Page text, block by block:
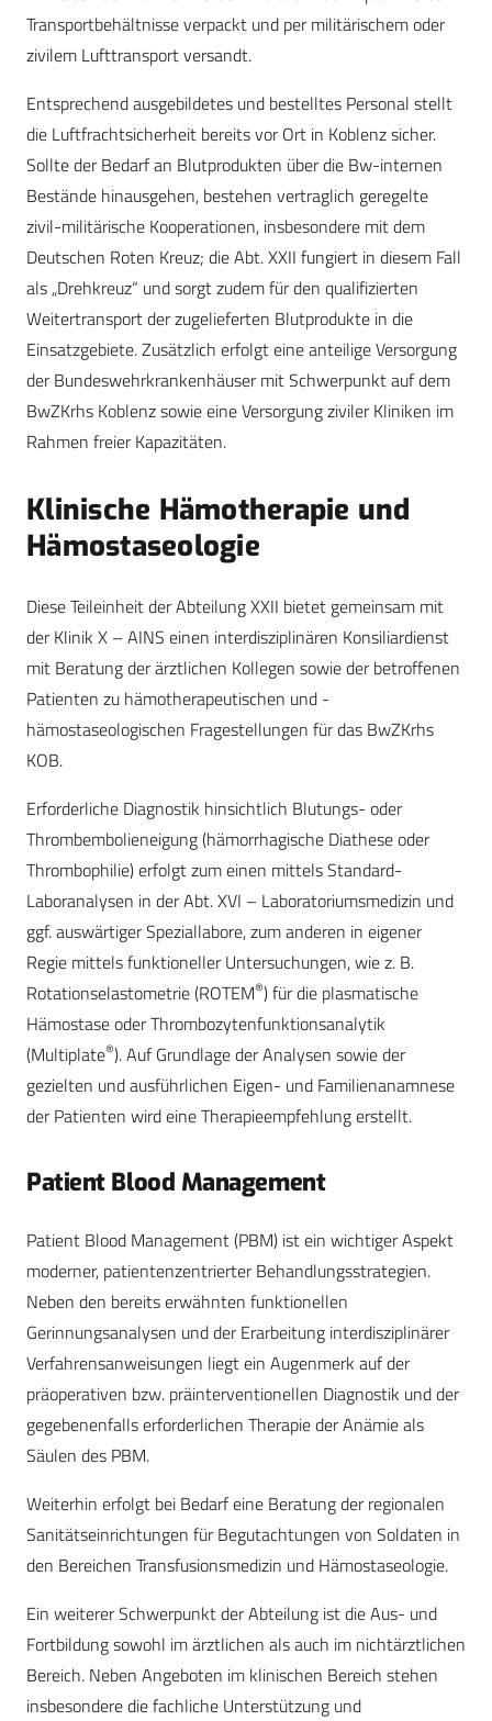
Transportbehältnisse verpackt und per militärischem oder
zivilem Lufttransport versandt.
Entsprechend ausgebildetes und bestelltes Personal stellt
die Luftfrachtsicherheit bereits vor Ort in Koblenz sicher.
Sollte der Bedarf an Blutprodukten über die Bw-internen
Bestände hinausgehen, bestehen vertraglich geregelte
zivil-militärische Kooperationen, insbesondere mit dem
Deutschen Roten Kreuz; die Abt. XXII fungiert in diesem Fall
als „Drehkreuz“ und sorgt zudem für den qualifizierten
Weitertransport der zugelieferten Blutprodukte in die
Einsatzgebiete. Zusätzlich erfolgt eine anteilige Versorgung
der Bundeswehrkrankenhäuser mit Schwerpunkt auf dem
BwZKrhs Koblenz sowie eine Versorgung ziviler Kliniken im
Rahmen freier Kapazitäten.
Klinische Hämotherapie und
Hämostaseologie
Diese Teileinheit der Abteilung XXII bietet gemeinsam mit
der Klinik X – AINS einen interdisziplinären Konsiliardienst
mit Beratung der ärztlichen Kollegen sowie der betroffenen
Patienten zu hämotherapeutischen und ­
hämostaseologischen Fragestellungen für das BwZKrhs
KOB.
Erforderliche Diagnostik hinsichtlich Blutungs- oder
Thrombembolieneigung (hämorrhagische Diathese oder
Thrombophilie) erfolgt zum einen mittels Standard-
Laboranalysen in der Abt. XVI – Laboratoriumsmedizin und
ggf. auswärtiger Speziallabore, zum anderen in eigener
Regie mittels funktioneller Untersuchungen, wie z. B.
Rotationselastometrie (ROTEM®) für die plasmatische
Hämostase oder Thrombozytenfunktionsanalytik
(Multiplate®). Auf Grundlage der Analysen sowie der
gezielten und ausführlichen Eigen- und Familienanamnese
der Patienten wird eine Therapieempfehlung erstellt.
Patient Blood Management
Patient Blood Management (PBM) ist ein wichtiger Aspekt
moderner, patientenzentrierter Behandlungsstrategien.
Neben den bereits erwähnten funktionellen
Gerinnungsanalysen und der Erarbeitung interdisziplinärer
Verfahrensanweisungen liegt ein Augenmerk auf der
präoperativen bzw. präinterventionellen Diagnostik und der
gegebenenfalls erforderlichen Therapie der Anämie als
Säulen des PBM.
Weiterhin erfolgt bei Bedarf eine Beratung der regionalen
Sanitätseinrichtungen für Begutachtungen von Soldaten in
den Bereichen Transfusionsmedizin und Hämostaseologie.
Ein weiterer Schwerpunkt der Abteilung ist die Aus- und
Fortbildung sowohl im ärztlichen als auch im nichtärztlichen
Bereich. Neben Angeboten im klinischen Bereich stehen
insbesondere die fachliche Unterstützung und